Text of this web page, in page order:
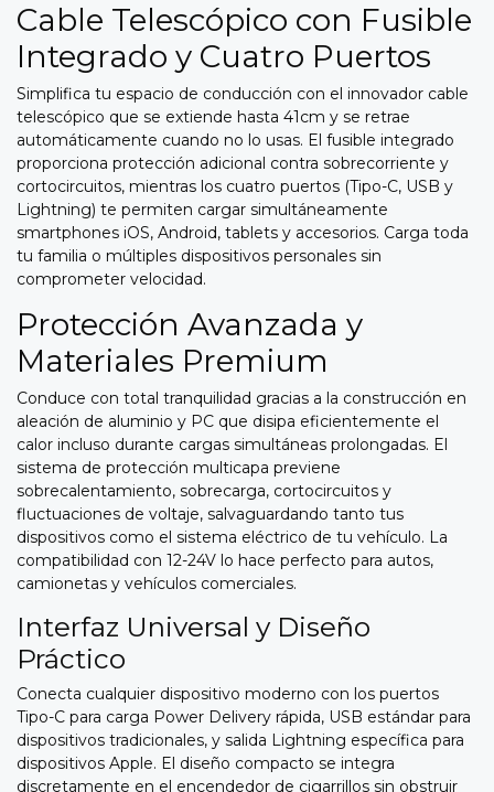
Cable Telescópico con Fusible
Integrado y Cuatro Puertos
Simplifica tu espacio de conducción con el innovador cable
telescópico que se extiende hasta 41cm y se retrae
automáticamente cuando no lo usas. El fusible integrado
proporciona protección adicional contra sobrecorriente y
cortocircuitos, mientras los cuatro puertos (Tipo-C, USB y
Lightning) te permiten cargar simultáneamente
smartphones iOS, Android, tablets y accesorios. Carga toda
tu familia o múltiples dispositivos personales sin
comprometer velocidad.
Protección Avanzada y
Materiales Premium
Conduce con total tranquilidad gracias a la construcción en
aleación de aluminio y PC que disipa eficientemente el
calor incluso durante cargas simultáneas prolongadas. El
sistema de protección multicapa previene
sobrecalentamiento, sobrecarga, cortocircuitos y
fluctuaciones de voltaje, salvaguardando tanto tus
dispositivos como el sistema eléctrico de tu vehículo. La
compatibilidad con 12-24V lo hace perfecto para autos,
camionetas y vehículos comerciales.
Interfaz Universal y Diseño
Práctico
Conecta cualquier dispositivo moderno con los puertos
Tipo-C para carga Power Delivery rápida, USB estándar para
dispositivos tradicionales, y salida Lightning específica para
dispositivos Apple. El diseño compacto se integra
discretamente en el encendedor de cigarrillos sin obstruir